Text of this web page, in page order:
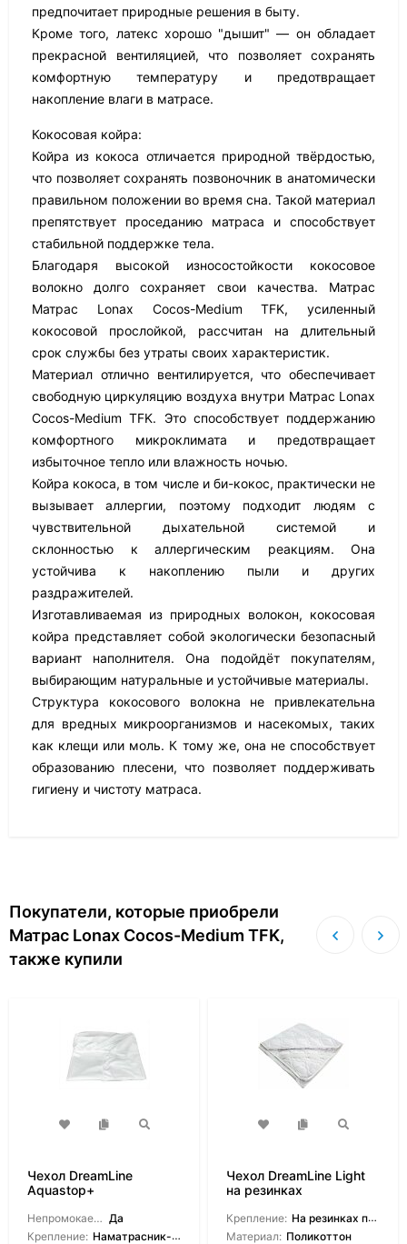
предпочитает природные решения в быту.
Кроме того, латекс хорошо "дышит" — он обладает
прекрасной вентиляцией, что позволяет сохранять
комфортную температуру и предотвращает
накопление влаги в матрасе.
Кокосовая койра:
Койра из кокоса отличается природной твёрдостью,
что позволяет сохранять позвоночник в анатомически
правильном положении во время сна. Такой материал
препятствует проседанию матраса и способствует
стабильной поддержке тела.
Благодаря высокой износостойкости кокосовое
волокно долго сохраняет свои качества. Матрас
Матрас Lonax Cocos-Medium TFK, усиленный
кокосовой прослойкой, рассчитан на длительный
срок службы без утраты своих характеристик.
Материал отлично вентилируется, что обеспечивает
свободную циркуляцию воздуха внутри Матрас Lonax
Cocos-Medium TFK. Это способствует поддержанию
комфортного микроклимата и предотвращает
избыточное тепло или влажность ночью.
Койра кокоса, в том числе и би-кокос, практически не
вызывает аллергии, поэтому подходит людям с
чувствительной дыхательной системой и
склонностью к аллергическим реакциям. Она
устойчива к накоплению пыли и других
раздражителей.
Изготавливаемая из природных волокон, кокосовая
койра представляет собой экологически безопасный
вариант наполнителя. Она подойдёт покупателям,
выбирающим натуральные и устойчивые материалы.
Структура кокосового волокна не привлекательна
для вредных микроорганизмов и насекомых, таких
как клещи или моль. К тому же, она не способствует
образованию плесени, что позволяет поддерживать
гигиену и чистоту матраса.
Покупатели, которые приобрели
Матрас Lonax Cocos-Medium TFK,
также купили
Чехол DreamLine
Aquastop+
боковинами
Непромокаемый: Да
Крепление: Наматрасник-чехол
Чехол DreamLine Light
на резинках
Крепление: На резинках по углам
Материал: Поликоттон